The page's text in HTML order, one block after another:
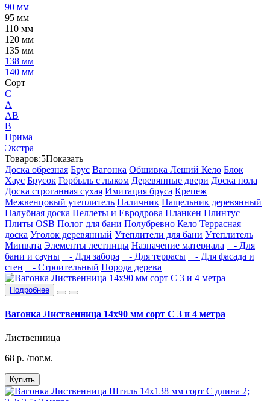
90 мм
95 мм
110 мм
120 мм
135 мм
138 мм
140 мм
Сорт
C
А
АВ
В
Прима
Экстра
Товаров:5Показать
Доска обрезная Брус Вагонка Обшивка Леший Кело Блок
Хаус Брусок Горбыль с лыком Деревянные двери Доска пола
Доска строганная сухая Имитация бруса Крепеж
Межвенцовый утеплитель Наличник Нащельник деревянный
Палубная доска Пеллеты и Евродрова Планкен Плинтус
Плиты OSB Полог для бани Полубревно Кело Террасная
доска Уголок деревянный Утеплители для бани Утеплитель
Минвата Элементы лестницы Назначение материала
- Для
бани и сауны
- Для забора - Для террасы
- Для фасада и
стен
- Строительный Порода дерева
Подробнее
Вагонка Лиственница 14х90 мм сорт С 3 и 4 метра
Лиственница
68 р. /пог.м.
Купить